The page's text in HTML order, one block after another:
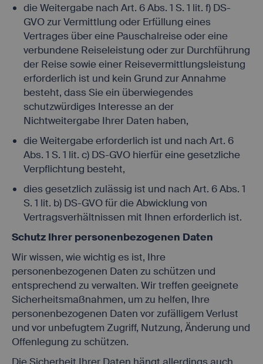
die Weitergabe nach Art. 6 Abs. 1 S. 1 lit. f) DS-
GVO zur Vermittlung oder Erfüllung eines
Vertrages über eine Pauschalreise oder eine
verbundene Reiseleistung oder zur Durchführung
der Reise sowie einer Reisevermittlungsleistung
erforderlich ist und kein Grund zur Annahme
besteht, dass Sie ein überwiegendes
schutzwürdiges Interesse an der
Nichtweitergabe Ihrer Daten haben,
die Weitergabe erforderlich ist und nach Art. 6
Abs. 1 S. 1 lit. c) DS-GVO hierfür eine gesetzliche
Verpflichtung besteht,
dies gesetzlich zulässig ist und nach Art. 6 Abs. 1
S. 1 lit. b) DS-GVO für die Abwicklung von
Vertragsverhältnissen mit Ihnen erforderlich ist.
Schutz Ihrer personenbezogenen Daten
Wir wissen, wie wichtig es ist, Ihre
personenbezogenen Daten zu schützen und
entsprechend zu verwalten. Wir treffen geeignete
Sicherheitsmaßnahmen, um zu helfen, Ihre
personenbezogenen Daten vor zufälligem Verlust
und vor unbefugtem Zugriff, Nutzung, Änderung und
Offenlegung zu schützen.
Die Sicherheit Ihrer Daten hängt allerdings auch